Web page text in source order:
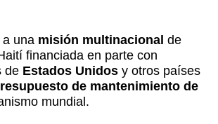
a una misión multinacional de
financiada en parte con
de Estados Unidos y otros países
de mantenimiento de
mundial.